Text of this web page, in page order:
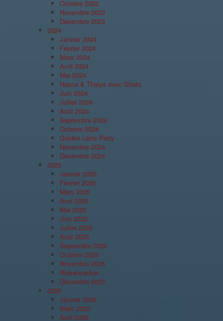
Octobre 2023
Novembre 2023
Décembre 2023
2024
Janvier 2024
Février 2024
Mars 2024
Avril 2024
Mai 2024
Nazca & Thalys avec Strato
Juin 2024
Juillet 2024
Août 2024
Septembre 2024
Octobre 2024
Golden Léo's Party
Novembre 2024
Décembre 2024
2025
Janvier 2025
Février 2025
Mars 2025
Avril 2025
Mai 2025
Juin 2025
Juillet 2025
Août 2025
Septembre 2025
Octobre 2025
Novembre 2025
Rickencacker
Décembre 2025
2026
Janvier 2026
Mars 2026
Avril 2026